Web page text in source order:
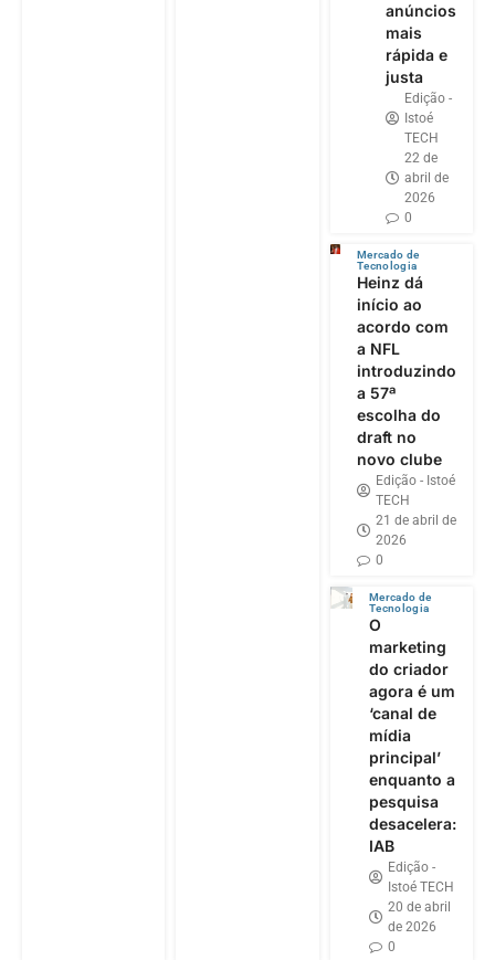
anúncios
mais
rápida e
justa
Edição -
Istoé
TECH
22 de
abril de
2026
0
Mercado de
Tecnologia
Heinz dá
início ao
acordo com
a NFL
introduzindo
a 57ª
escolha do
draft no
novo clube
Edição - Istoé
TECH
21 de abril de
2026
0
Mercado de
Tecnologia
O
marketing
do criador
agora é um
‘canal de
mídia
principal’
enquanto a
pesquisa
desacelera:
IAB
Edição -
Istoé TECH
20 de abril
de 2026
0